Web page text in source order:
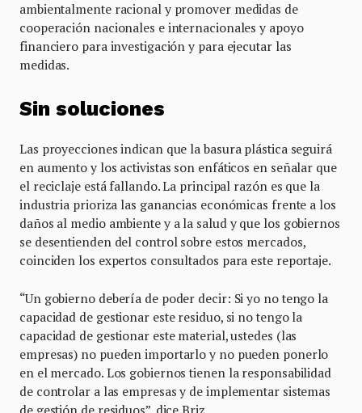
ambientalmente racional y promover medidas de
cooperación nacionales e internacionales y apoyo
financiero para investigación y para ejecutar las
medidas.
Sin soluciones
Las proyecciones indican que la basura plástica seguirá
en aumento y los activistas son enfáticos en señalar que
el reciclaje está fallando. La principal razón es que la
industria prioriza las ganancias económicas frente a los
daños al medio ambiente y a la salud y que los gobiernos
se desentienden del control sobre estos mercados,
coinciden los expertos consultados para este reportaje.
“Un gobierno debería de poder decir: Si yo no tengo la
capacidad de gestionar este residuo, si no tengo la
capacidad de gestionar este material, ustedes (las
empresas) no pueden importarlo y no pueden ponerlo
en el mercado. Los gobiernos tienen la responsabilidad
de controlar a las empresas y de implementar sistemas
de gestión de residuos”, dice Briz.